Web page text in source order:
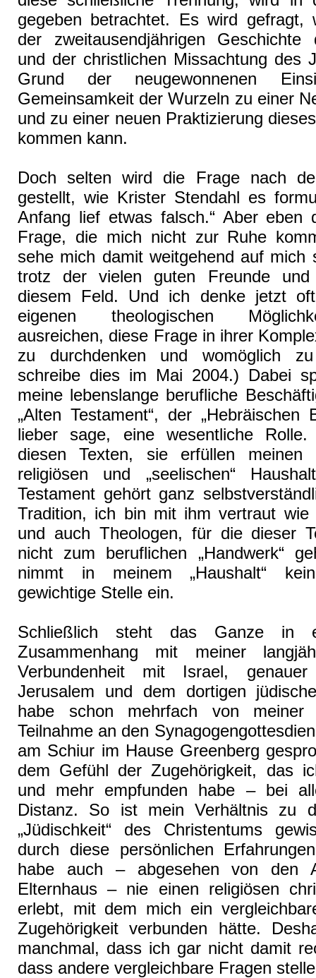
gegeben betrachtet. Es wird gefragt,
der zweitausendjährigen Geschichte
und der christlichen Missachtung des
Grund der neugewonnenen
Gemeinsamkeit der Wurzeln zu einer
und zu einer neuen Praktizierung
kommen kann.
Doch selten wird die Frage nach
gestellt, wie Krister Stendahl es
Anfang lief etwas falsch.“ Aber eben
Frage, die mich nicht zur Ruhe
sehe mich damit weitgehend auf mich
trotz der vielen guten Freunde
diesem Feld. Und ich denke jetzt
eigenen theologischen
ausreichen, diese Frage in ihrer
zu durchdenken und womöglich
schreibe dies im Mai 2004.) Dabei
meine lebenslange berufliche
„Alten Testament“, der „Hebräischen
lieber sage, eine wesentliche
diesen Texten, sie erfüllen meinen
religiösen und „seelischen“
Testament gehört ganz
Tradition, ich bin mit ihm vertraut wie
und auch Theologen, für die dieser
nicht zum beruflichen „Handwerk“
nimmt in meinem „Haushalt“
gewichtige Stelle ein.
Schließlich steht das Ganze in
Zusammenhang mit meiner
Verbundenheit mit Israel,
Jerusalem und dem dortigen
habe schon mehrfach von meiner
Teilnahme an den
am Schiur im Hause Greenberg
dem Gefühl der Zugehörigkeit, das
und mehr empfunden habe – bei
Distanz. So ist mein Verhältnis zu
„Jüdischkeit“ des Christentums
durch diese persönlichen
habe auch – abgesehen von den
Elternhaus – nie einen religiösen
erlebt, mit dem mich ein
Zugehörigkeit verbunden hätte.
manchmal, dass ich gar nicht damit
dass andere vergleichbare Fragen